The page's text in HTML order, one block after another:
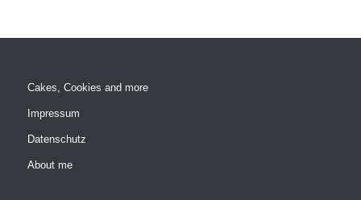
Cakes, Cookies and more
Impressum
Datenschutz
About me